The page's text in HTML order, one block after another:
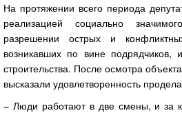
На протяжении всего периода
реализацией социально
разрешении острых и
возникавших по вине подрядчиков,
строительства. После осмотра
высказали удовлетворенность
– Люди работают в две смены, и за